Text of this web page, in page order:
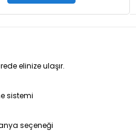
elinize ulaşır.
sistemi
seçeneği